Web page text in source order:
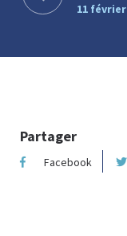
11 février
Partager
Facebook